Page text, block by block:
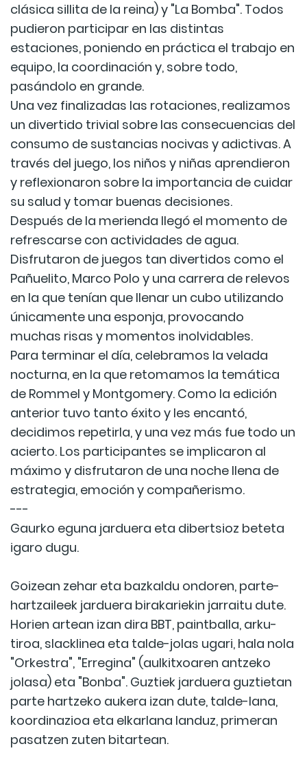
clásica sillita de la reina) y "La Bomba". Todos
pudieron participar en las distintas
estaciones, poniendo en práctica el trabajo en
equipo, la coordinación y, sobre todo,
pasándolo en grande.
Una vez finalizadas las rotaciones, realizamos
un divertido trivial sobre las consecuencias del
consumo de sustancias nocivas y adictivas. A
través del juego, los niños y niñas aprendieron
y reflexionaron sobre la importancia de cuidar
su salud y tomar buenas decisiones.
Después de la merienda llegó el momento de
refrescarse con actividades de agua.
Disfrutaron de juegos tan divertidos como el
Pañuelito, Marco Polo y una carrera de relevos
en la que tenían que llenar un cubo utilizando
únicamente una esponja, provocando
muchas risas y momentos inolvidables.
Para terminar el día, celebramos la velada
nocturna, en la que retomamos la temática
de Rommel y Montgomery. Como la edición
anterior tuvo tanto éxito y les encantó,
decidimos repetirla, y una vez más fue todo un
acierto. Los participantes se implicaron al
máximo y disfrutaron de una noche llena de
estrategia, emoción y compañerismo.
---
Gaurko eguna jarduera eta dibertsioz beteta
igaro dugu.
Goizean zehar eta bazkaldu ondoren, parte-
hartzaileek jarduera birakariekin jarraitu dute.
Horien artean izan dira BBT, paintballa, arku-
tiroa, slacklinea eta talde-jolas ugari, hala nola
"Orkestra", "Erregina" (aulkitxoaren antzeko
jolasa) eta "Bonba". Guztiek jarduera guztietan
parte hartzeko aukera izan dute, talde-lana,
koordinazioa eta elkarlana landuz, primeran
pasatzen zuten bitartean.